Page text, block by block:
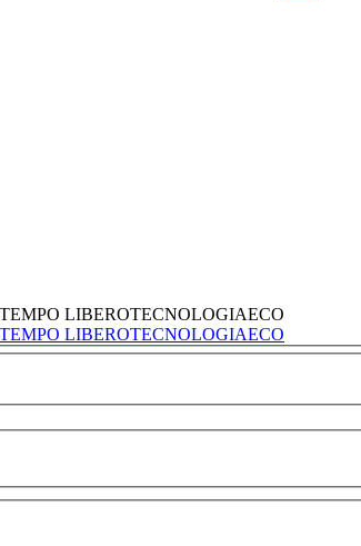
TEMPO LIBEROTECNOLOGIAECO
TEMPO LIBEROTECNOLOGIAECO